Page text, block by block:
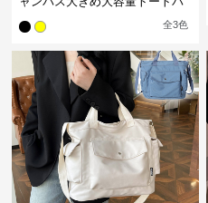
全3色